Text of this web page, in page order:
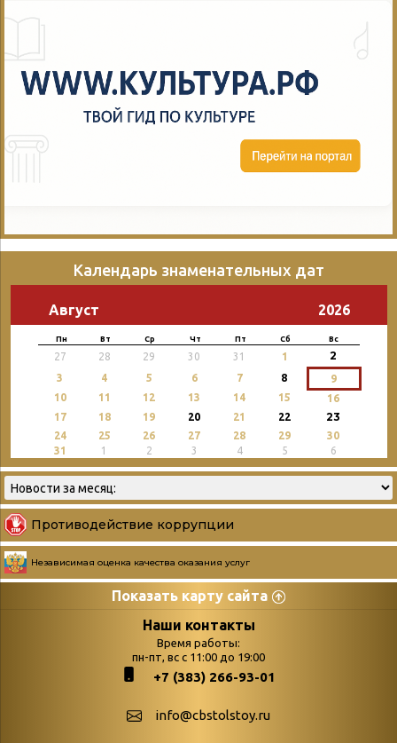
Календарь знаменательных дат
Август 2026
Пн Вт Ср Чт Пт Сб Вс
27 28 29 30 31 1 2
3 4 5 6 7 8
9
10
11 12 13 14 15
16
17
18 19 20 21 22 23
24 25 26 27 28 29
30
31
1 2 3 4 5 6
Противодействие коррупции
Независимая оценка качества оказания услуг
Показать карту сайта
Страницы
podvedenie-itogov-festivalya-
paskhalnaya-palitra
поступлений
Война. Народ.
Наши контакты
Время работы:
пн-пт, вс с 11:00 до 19:00
+7 (383) 266-93-01
info@cbstolstoy.ru